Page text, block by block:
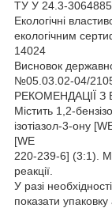
ТУ У 24.3-
Екологічні
екологічним
14024
Висновок
№05.03.02-04/
РЕКОМЕНДАЦІЇ З
Містить 1,2-
ізотіазол-3-ону
[WE
220-239-6] (3:1).
реакції.
У разі
показати упаковку